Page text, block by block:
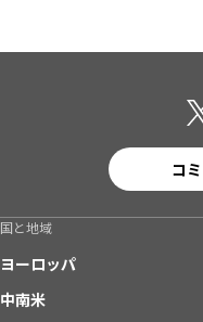
コ
国と地域
ヨーロッパ
中南米